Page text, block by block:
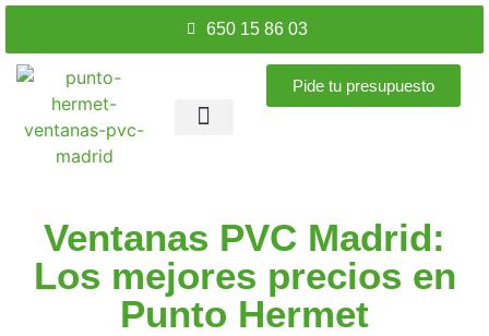
650 15 86 03
Pide tu presupuesto
Ventanas PVC Madrid:
Los mejores precios en
Punto Hermet